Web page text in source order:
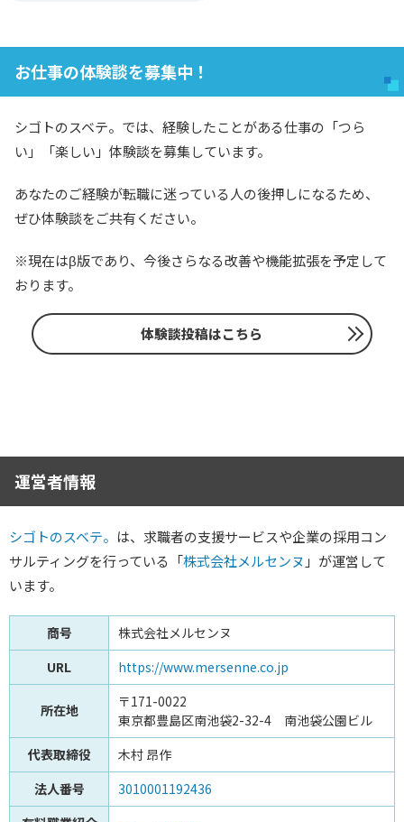
お仕事の体験談を募集中！
シゴトのスベテ。では、経験したことがある仕事の「つら
い」「楽しい」体験談を募集しています。
あなたのご経験が転職に迷っている人の後押しになるため、
ぜひ体験談をご共有ください。
※現在はβ版であり、今後さらなる改善や機能拡張を予定して
おります。
体験談投稿はこちら
運営者情報
シゴトのスベテ。 は、求職者の支援サービスや企業の採用コン
サルティングを行っている「株式会社メルセンヌ 」が運営して
います。
商号
株式会社メルセンヌ
URL
https://www.mersenne.co.jp
所在地
〒171-0022
東京都豊島区南池袋2-32-4 南池袋公園ビル
代表取締役
木村 昂作
法人番号
3010001192436